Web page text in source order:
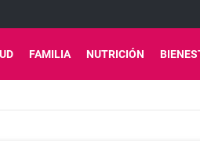
FAMILIA NUTRICIÓN